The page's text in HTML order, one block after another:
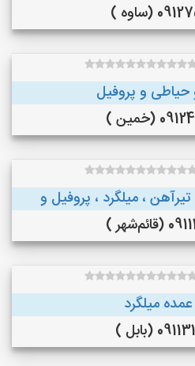
(ساوه )
و پروفیل
(خمین )
، میلگرد ، پروفیل و
)
میلگرد
(بابل )